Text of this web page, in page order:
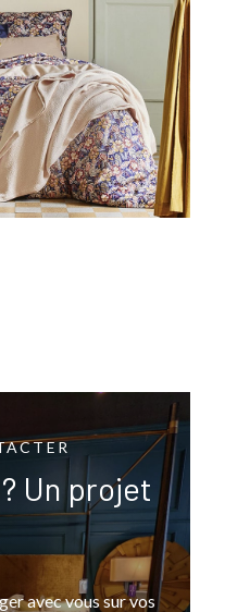
Un projet
avec vous sur vos